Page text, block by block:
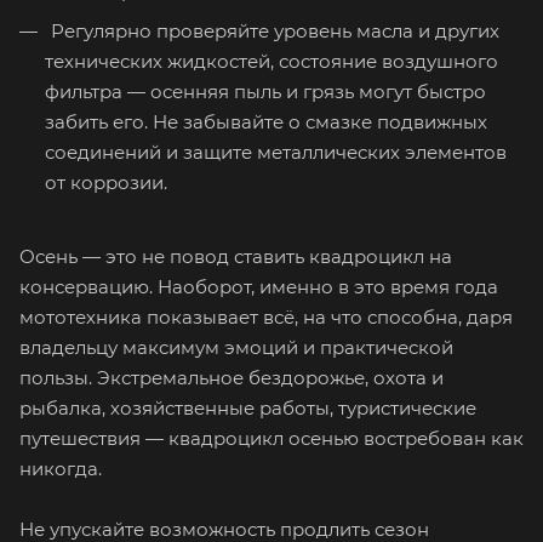
Регулярно проверяйте уровень масла и других
технических жидкостей, состояние воздушного
фильтра — осенняя пыль и грязь могут быстро
забить его. Не забывайте о смазке подвижных
соединений и защите металлических элементов
от коррозии.
Осень — это не повод ставить квадроцикл на
консервацию. Наоборот, именно в это время года
мототехника показывает всё, на что способна, даря
владельцу максимум эмоций и практической
пользы. Экстремальное бездорожье, охота и
рыбалка, хозяйственные работы, туристические
путешествия — квадроцикл осенью востребован как
никогда.
Не упускайте возможность продлить сезон